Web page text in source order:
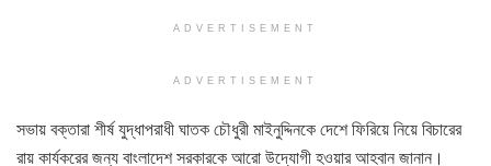
ADVERTISEMENT
ADVERTISEMENT
সভায় বক্তারা শীর্ষ যুদ্ধাপরাধী ঘাতক চৌধুরী মাইনুদ্দিনকে দেশে ফিরিয়ে নিয়ে বিচারের
রায় কার্যকরের জন্য বাংলাদেশ সরকারকে আরো উদ্যোগী হওয়ার আহবান জানান।